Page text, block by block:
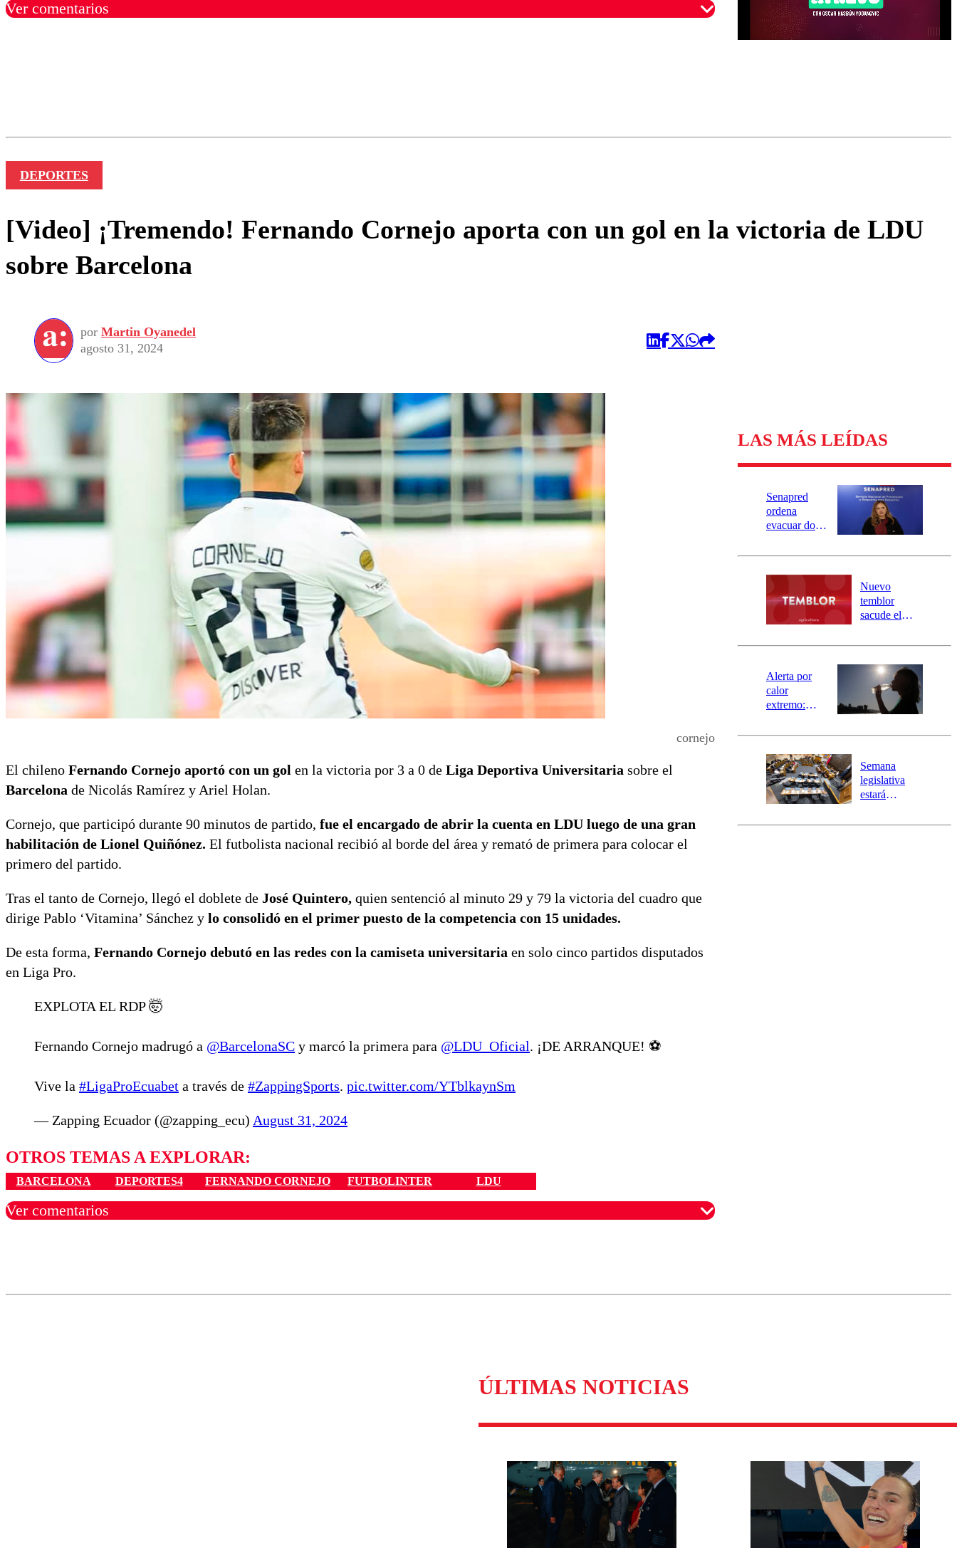
Ver comentarios
DEPORTES
[Video] ¡Tremendo! Fernando Cornejo aporta con un gol en la victoria de LDU
sobre Barcelona
por Martin Oyanedel
agosto 31, 2024
cornejo
El chileno Fernando Cornejo aportó con un gol en la victoria por 3 a 0 de Liga Deportiva Universitaria sobre el
Barcelona de Nicolás Ramírez y Ariel Holan.
Cornejo, que participó durante 90 minutos de partido, fue el encargado de abrir la cuenta en LDU luego de una gran
habilitación de Lionel Quiñónez. El futbolista nacional recibió al borde del área y remató de primera para colocar el
primero del partido.
Tras el tanto de Cornejo, llegó el doblete de José Quintero, quien sentenció al minuto 29 y 79 la victoria del cuadro que
dirige Pablo ‘Vitamina’ Sánchez y lo consolidó en el primer puesto de la competencia con 15 unidades.
De esta forma, Fernando Cornejo debutó en las redes con la camiseta universitaria en solo cinco partidos disputados
en Liga Pro.
EXPLOTA EL RDP 🤯
Fernando Cornejo madrugó a @BarcelonaSC y marcó la primera para @LDU_Oficial. ¡DE ARRANQUE! ⚽️
Vive la #LigaProEcuabet a través de #ZappingSports. pic.twitter.com/YTblkaynSm
— Zapping Ecuador (@zapping_ecu) August 31, 2024
OTROS TEMAS A EXPLORAR:
BARCELONA DEPORTES4 FERNANDO CORNEJO FUTBOLINTER LDU
Ver comentarios
LAS MÁS LEÍDAS
Senapred
ordena
evacuar dos
Carahue por
río Damas:
activa
mensajería
SAE
Nuevo
temblor
sacude el
revisa la
epicentro
Alerta por
calor
extremo:
activa Alerta
Preventiva en
tres comunas
Semana
legislativa
estará
el fin de la
ÚLTIMAS NOTICIAS